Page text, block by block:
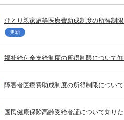
ひとり親家庭等医療費助成制度の所得制
更新
福祉給付金支給制度の所得制限について
障害者医療費助成制度の所得制限につい
国民健康保険高齢受給者証について知り